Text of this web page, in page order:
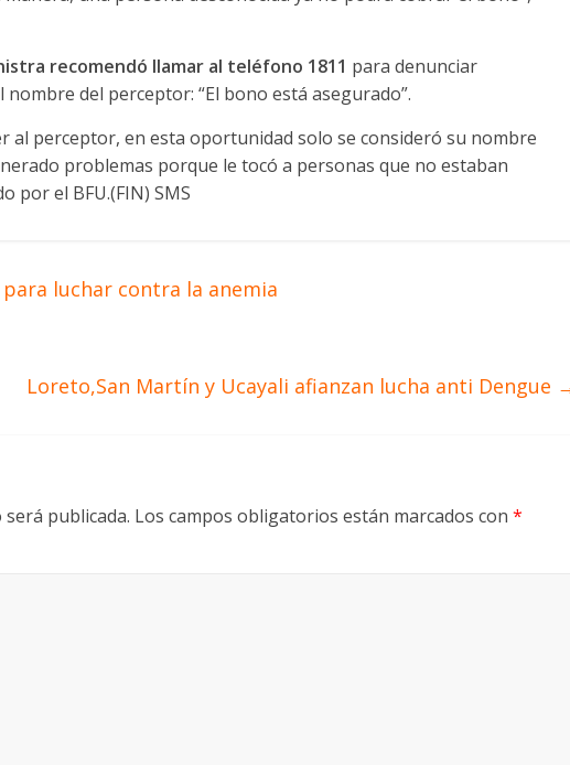
recomendó llamar al teléfono 1811 para denunciar
del perceptor: “El bono está asegurado”.
al perceptor, en esta oportunidad solo se consideró su nombre
problemas porque le tocó a personas que no estaban
por el BFU.(FIN) SMS
luchar contra la anemia
Loreto,San Martín y Ucayali afianzan lucha anti Dengue
publicada. Los campos obligatorios están marcados con *